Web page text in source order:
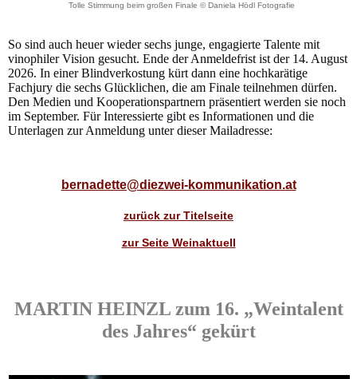
Tolle Stimmung beim großen Finale © Daniela Hödl Fotografie
So sind auch heuer wieder sechs junge, engagierte Talente mit
vinophiler Vision gesucht. Ende der Anmeldefrist ist der 14. August
2026. In einer Blindverkostung kürt dann eine hochkarätige
Fachjury die sechs Glücklichen, die am Finale teilnehmen dürfen.
Den Medien und Kooperationspartnern präsentiert werden sie noch
im September. Für Interessierte gibt es Informationen und die
Unterlagen zur Anmeldung unter dieser Mailadresse:
bernadette@diezwei-kommunikation.at
zurück zur Titelseite
zur Seite Weinaktuell
MARTIN HEINZL zum 16. „Weintalent
des Jahres“ gekürt